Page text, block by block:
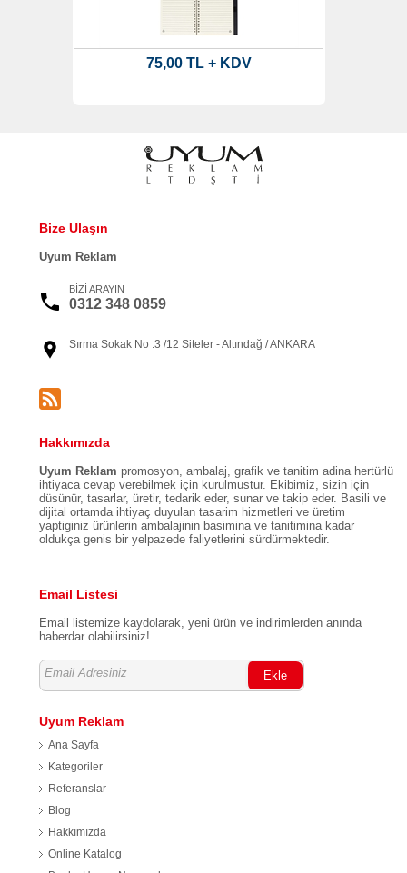
75,00 TL + KDV
Bize Ulaşın
Uyum Reklam
BİZİ ARAYIN
0312 348 0859
Sırma Sokak No :3 /12 Siteler - Altındağ / ANKARA
Hakkımızda
Uyum Reklam promosyon, ambalaj, grafik ve tanitim adina hertürlü
ihtiyaca cevap verebilmek için kurulmustur. Ekibimiz, sizin için
düsünür, tasarlar, üretir, tedarik eder, sunar ve takip eder. Basili ve
dijital ortamda ihtiyaç duyulan tasarim hizmetleri ve üretim
yaptiginiz ürünlerin ambalajinin basimina ve tanitimina kadar
oldukça genis bir yelpazede faliyetlerini sürdürmektedir.
Email Listesi
Email listemize kaydolarak, yeni ürün ve indirimlerden anında
haberdar olabilirsiniz!.
Ekle
Uyum Reklam
Ana Sayfa
Kategoriler
Referanslar
Blog
Hakkımızda
Online Katalog